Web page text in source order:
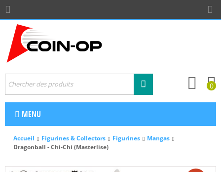
0
MENU
Accueil Figurines & Collectors Figurines
Mangas
Dragonball - Chi-Chi (Masterlise)